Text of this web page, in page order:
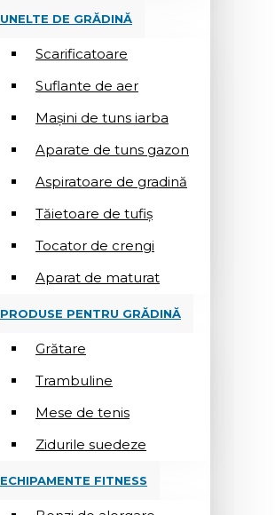
UNELTE DE GRĂDINĂ
Scarificatoare
Suflantе de aer
Mașini de tuns iarba
Aparate de tuns gazon
Aspiratoare de gradină
Tăietoare de tufiș
Tocator de crengi
Aparat de maturat
PRODUSE PENTRU GRĂDINĂ
Grătare
Trambuline
Mese de tenis
Zidurile suedeze
ECHIPAMENTE FITNESS